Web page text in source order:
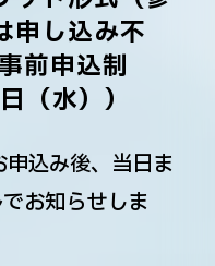
申し込み不
前申込制
（水））
込み後、当日ま
お知らせしま